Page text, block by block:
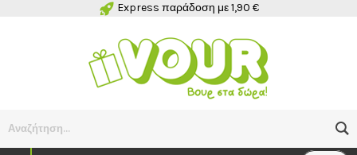
Express παράδοση με 1,90 €
Αναζήτηση...